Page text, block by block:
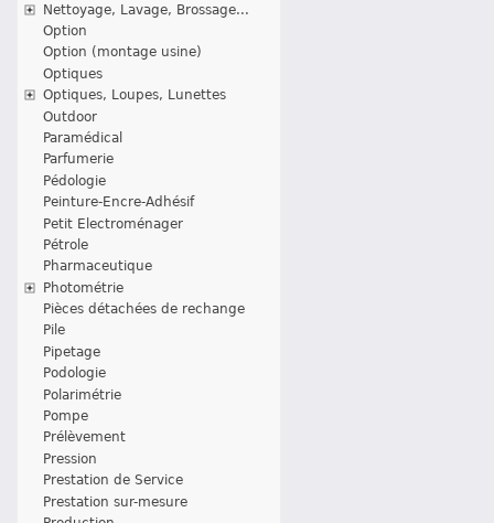
Nettoyage, Lavage, Brossage...
Option
Option (montage usine)
Optiques
Optiques, Loupes, Lunettes
Outdoor
Paramédical
Parfumerie
Pédologie
Peinture-Encre-Adhésif
Petit Electroménager
Pétrole
Pharmaceutique
Photométrie
Pièces détachées de rechange
Pile
Pipetage
Podologie
Polarimétrie
Pompe
Prélèvement
Pression
Prestation de Service
Prestation sur-mesure